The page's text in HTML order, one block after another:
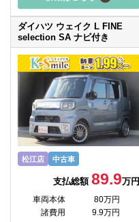
ダイハツ ウェイク L FINE
selection SA ナビ付き
松江店 中古車
支払総額 89.9万円
車両本体
80万円
諸費用
9.9万円